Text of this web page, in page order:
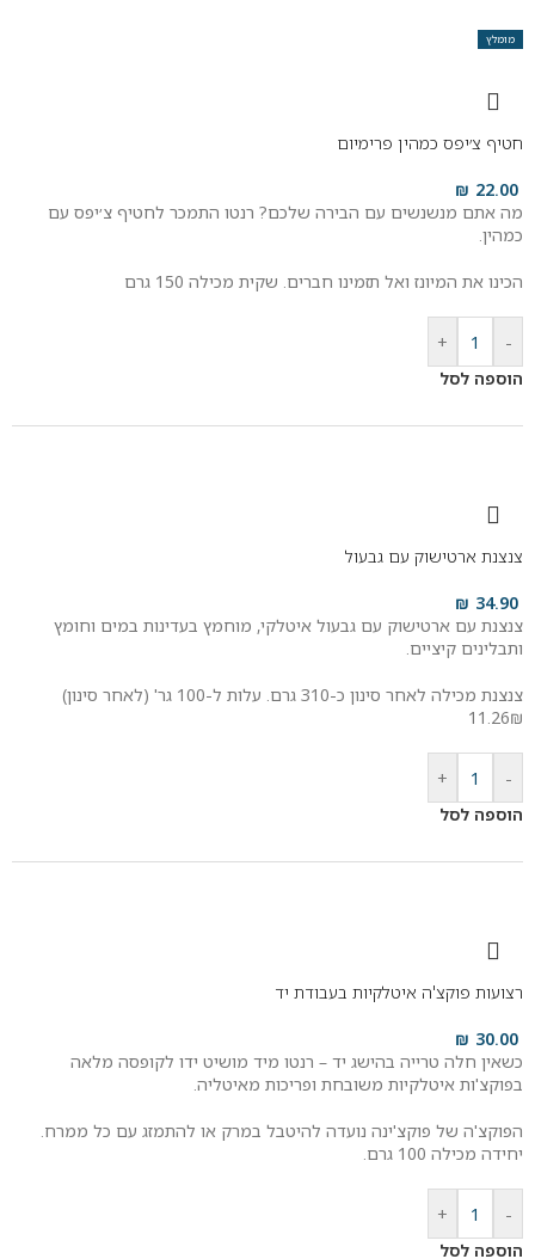
מומלץ
חטיף צ׳יפס כמהין פרימיום
22.00
₪
מה אתם מנשנשים עם הבירה שלכם? רנטו התמכר לחטיף צ׳יפס עם
כמהין.
הכינו את המיונז ואל תזמינו חברים. שקית מכילה 150 גרם
-
+
הוספה לסל
צנצנת ארטישוק עם גבעול
34.90
₪
צנצנת עם ארטישוק עם גבעול איטלקי, מוחמץ בעדינות במים וחומץ
ותבלינים קיציים.
צנצנת מכילה לאחר סינון כ-310 גרם. עלות ל-100 גר' (לאחר סינון)
11.26₪
-
+
הוספה לסל
רצועות פוקצ'ה איטלקיות בעבודת יד
30.00
₪
כשאין חלה טרייה בהישג יד – רנטו מיד מושיט ידו לקופסה מלאה
בפוקצ'ות איטלקיות משובחת ופריכות מאיטליה.
הפוקצ'ה של פוקצ'ינה נועדה להיטבל במרק או להתמזג עם כל ממרח.
יחידה מכילה 100 גרם.
-
+
הוספה לסל